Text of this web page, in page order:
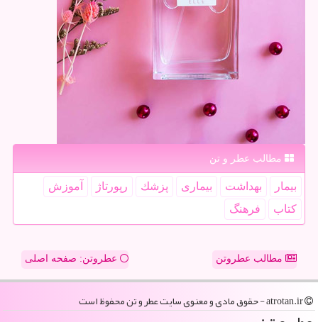
مطالب عطر و تن
بیمار بهداشت بیماری پزشك رپورتاژ
آموزش
كتاب
فرهنگ
مطالب عطروتن عطروتن: صفحه اصلی